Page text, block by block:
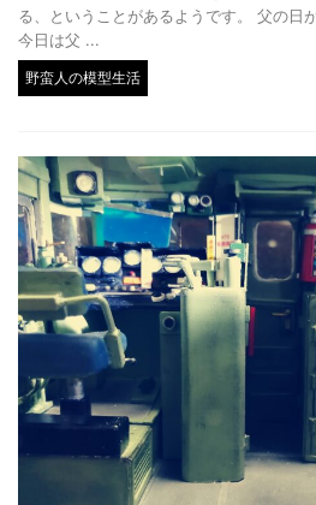
る、ということがあるようです。 父の日
今日は父 ...
野蛮人の模型生活